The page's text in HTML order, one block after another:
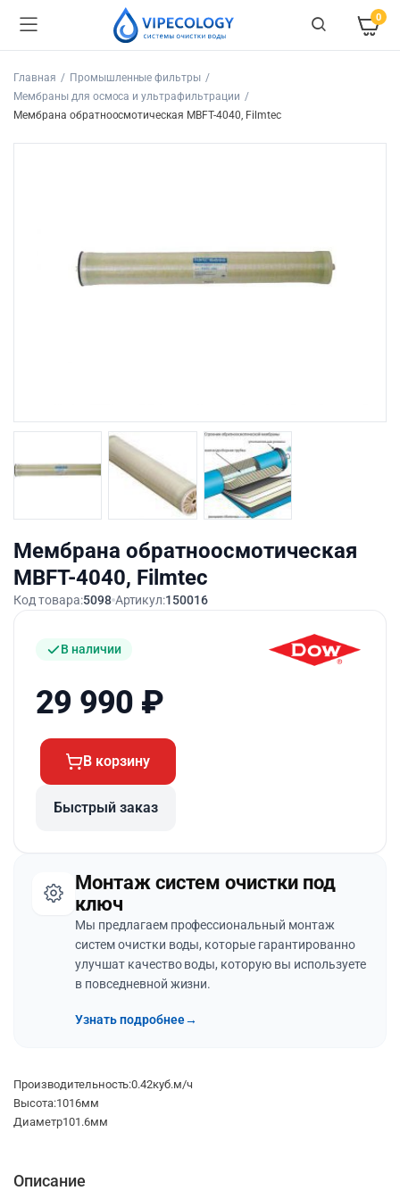
0
Главная
Промышленные фильтры
Мембраны для осмоса и ультрафильтрации
Мембрана обратноосмотическая MBFT-4040, Filmtec
Мембрана обратноосмотическая
MBFT-4040, Filmtec
Код товара:5098 Артикул:150016
В наличии
29 990 ₽
В корзину
Быстрый заказ
Монтаж систем очистки под
ключ
Мы предлагаем профессиональный монтаж
систем очистки воды, которые гарантированно
улучшат качество воды, которую вы используете
в повседневной жизни.
Узнать подробнее→
Производительность:0.42куб.м/ч
Высота:1016мм
Диаметр101.6мм
Описание